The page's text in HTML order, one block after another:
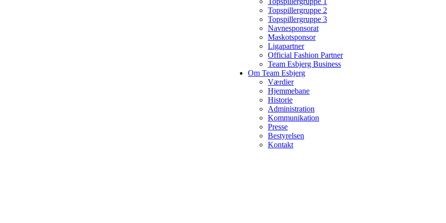
Topspillergruppe 2
Topspillergruppe 3
Navnesponsorat
Maskotsponsor
Ligapartner
Official Fashion Partner
Team Esbjerg Business
Om Team Esbjerg
Værdier
Hjemmebane
Historie
Administration
Kommunikation
Presse
Bestyrelsen
Kontakt